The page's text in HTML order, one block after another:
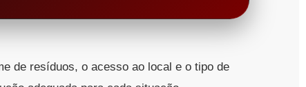
de resíduos, o acesso ao local e o tipo de